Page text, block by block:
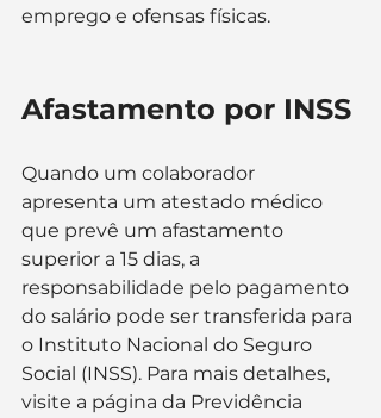
emprego e ofensas físicas​​.
Afastamento por INSS
Quando um colaborador
apresenta um atestado médico
que prevê um afastamento
superior a 15 dias, a
responsabilidade pelo pagamento
do salário pode ser transferida para
o Instituto Nacional do Seguro
Social (INSS). Para mais detalhes,
visite a página da Previdência